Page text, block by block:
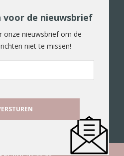
in woord en beeld
voor de nieuwsbrief
onze nieuwsbrief om de
niet te missen!